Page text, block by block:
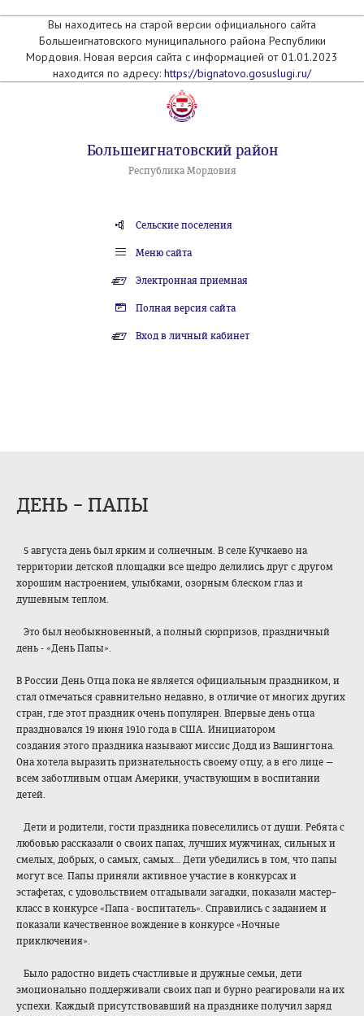
Вы находитесь на старой версии официального сайта
Большеигнатовского муниципального района Республики
Мордовия. Новая версия сайта с информацией от 01.01.2023
находится по адресу: https://bignatovo.gosuslugi.ru/
Большеигнатовский район
Республика Мордовия
Сельские поселения
Меню сайта
Электронная приемная
Полная версия сайта
Вход в личный кабинет
ДЕНЬ – ПАПЫ
5 августа день был ярким и солнечным. В селе Кучкаево на
территории детской площадки все щедро делились друг с другом
хорошим настроением, улыбками, озорным блеском глаз и
душевным теплом.
Это был необыкновенный, а полный сюрпризов, праздничный
день - «День Папы».
В России День Отца пока не является официальным праздником, и
стал отмечаться сравнительно недавно, в отличие от многих других
стран, где этот праздник очень популярен. Впервые день отца
праздновался 19 июня 1910 года в США. Инициатором
создания этого праздника называют миссис Додд из Вашингтона.
Она хотела выразить признательность своему отцу, а в его лице —
всем заботливым отцам Америки, участвующим в воспитании
детей.
Дети и родители, гости праздника повеселились от души. Ребята с
любовью рассказали о своих папах, лучших мужчинах, сильных и
смелых, добрых, о самых, самых… Дети убедились в том, что папы
могут все. Папы приняли активное участие в конкурсах и
эстафетах, с удовольствием отгадывали загадки, показали мастер–
класс в конкурсе «Папа - воспитатель». Справились с заданием и
показали качественное вождение в конкурсе «Ночные
приключения».
Было радостно видеть счастливые и дружные семьи, дети
эмоционально поддерживали своих пап и бурно реагировали на их
успехи. Каждый присутствовавший на празднике получил заряд